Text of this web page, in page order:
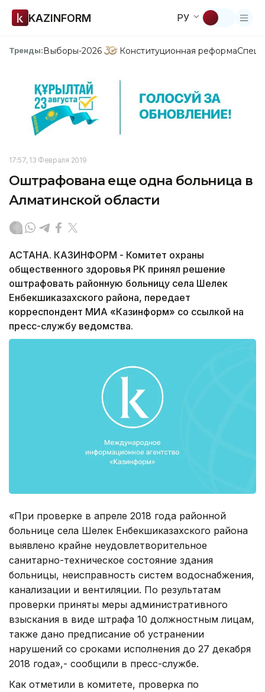
KAZINFORM РУ
Тренды:Выборы-2026 Конституционная реформа
17:57, 13 Февраля 2019
Оштрафована еще одна больница в
Алматинской области
АСТАНА. КАЗИНФОРМ - Комитет охраны
общественного здоровья РК принял решение
оштрафовать районную больницу села Шелек
Енбекшиказахского района, передает
корреспондент МИА «Казинформ» со ссылкой на
пресс-службу ведомства.
«При проверке в апреле 2018 года районной
больнице села Шелек Енбекшиказахского района
выявлено крайне неудовлетворительное
санитарно-техническое состояние здания
больницы, неисправность систем водоснабжения,
канализации и вентиляции. По результатам
проверки приняты меры административного
взыскания в виде штрафа 10 должностным лицам,
также дано предписание об устранении
нарушений со сроками исполнения до 27 декабря
2018 года»,- сообщили в пресс-службе.
Как отметили в комитете, проверка по